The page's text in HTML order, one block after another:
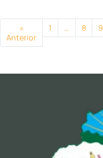
«
Anterior
1 … 8 9